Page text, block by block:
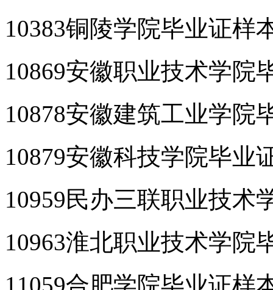
10383铜陵学院毕业证样
10869安徽职业技术学院
10878安徽建筑工业学院
10879安徽科技学院毕业
10959民办三联职业技术
10963淮北职业技术学院